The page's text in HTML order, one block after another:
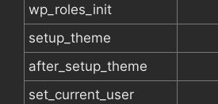
wp_roles_init
setup_theme
after_setup_theme
set_current_user